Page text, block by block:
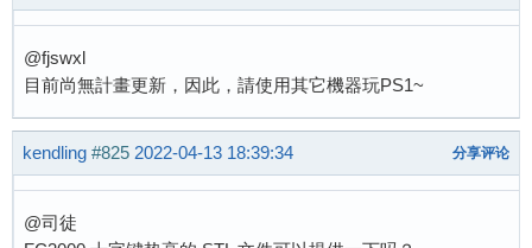
@fjswxl
目前尚無計畫更新，因此，請使用其它機器玩PS1~
kendling #825 2022-04-13 18:39:34 分享评论
@司徒